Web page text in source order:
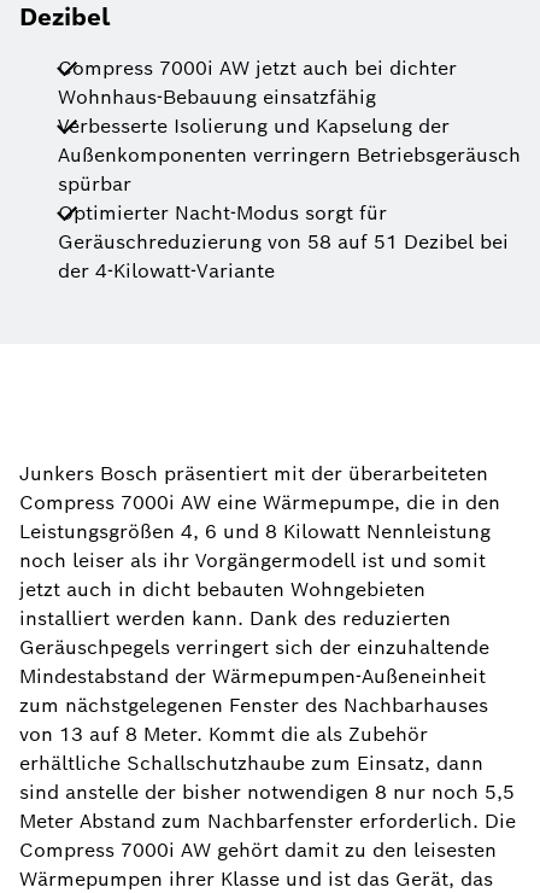
Dezibel
Compress 7000i AW jetzt auch bei dichter
Wohnhaus-Bebauung einsatzfähig
Verbesserte Isolierung und Kapselung der
Außenkomponenten verringern Betriebsgeräusch
spürbar
Optimierter Nacht-Modus sorgt für
Geräuschreduzierung von 58 auf 51 Dezibel bei
der 4-Kilowatt-Variante
Junkers Bosch präsentiert mit der überarbeiteten
Compress 7000i AW eine Wärmepumpe, die in den
Leistungsgrößen 4, 6 und 8 Kilowatt Nennleistung
noch leiser als ihr Vorgängermodell ist und somit
jetzt auch in dicht bebauten Wohngebieten
installiert werden kann. Dank des reduzierten
Geräuschpegels verringert sich der einzuhaltende
Mindestabstand der Wärmepumpen-Außeneinheit
zum nächstgelegenen Fenster des Nachbarhauses
von 13 auf 8 Meter. Kommt die als Zubehör
erhältliche Schallschutzhaube zum Einsatz, dann
sind anstelle der bisher notwendigen 8 nur noch 5,5
Meter Abstand zum Nachbarfenster erforderlich. Die
Compress 7000i AW gehört damit zu den leisesten
Wärmepumpen ihrer Klasse und ist das Gerät, das